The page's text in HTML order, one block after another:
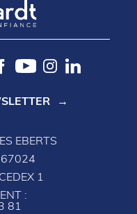
EBERTS
1
:
81